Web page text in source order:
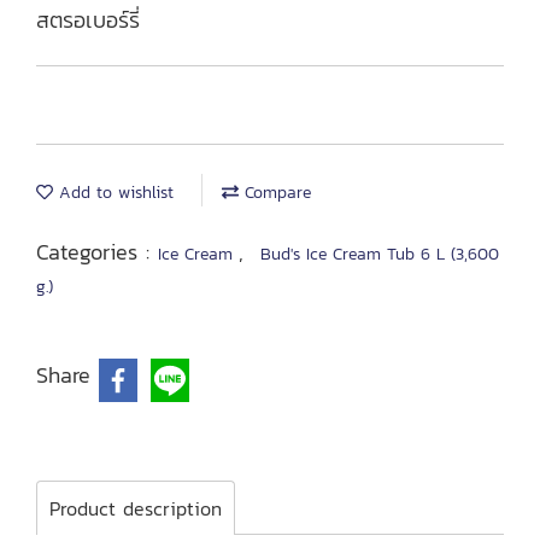
สตรอเบอร์รี่
Add to wishlist Compare
Categories : Ice Cream ,
Bud's Ice Cream Tub 6 L (3,600
g.)
Share
Product description